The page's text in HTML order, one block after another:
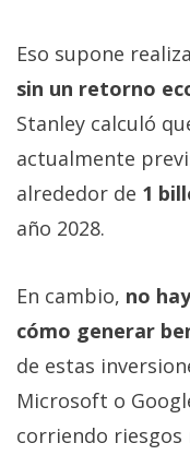
Eso supone
sin un retorno
Stanley calculó
actualmente
alrededor de 1
año 2028.
En cambio, no
cómo generar
de estas
Microsoft o
corriendo riesgos